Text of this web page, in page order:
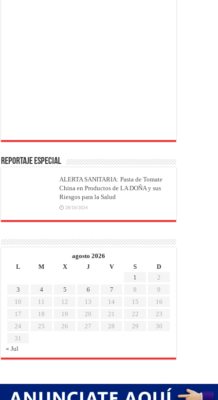
REPORTAJE ESPECIAL
ALERTA SANITARIA: Pasta de Tomate
China en Productos de LA DOÑA y sus
Riesgos para la Salud
28/10/2024
agosto 2026
L
M X J V S
D
1
2
3
4 5 6 7 8
9
10
11 12 13 14 15
16
17
18 19 20 21 22
23
24
25 26 27 28 29
30
31
« Jul